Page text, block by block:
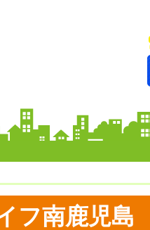
フ南鹿児島